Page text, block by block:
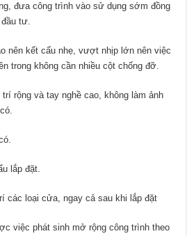
đưa công trình vào sử dụng sớm đồng
tư.
nên kết cấu nhẹ, vượt nhịp lớn nên việc
trong không cần nhiều cột chống đỡ.
rộng và tay nghề cao, không làm ảnh
lắp đặt.
các loại cửa, ngay cả sau khi lắp đặt
việc phát sinh mở rộng công trình theo